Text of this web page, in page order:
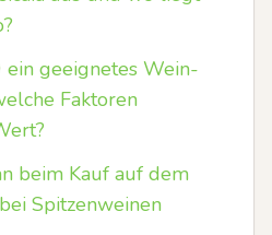
ein geeignetes Wein-
Faktoren
beim Kauf auf dem
Spitzenweinen